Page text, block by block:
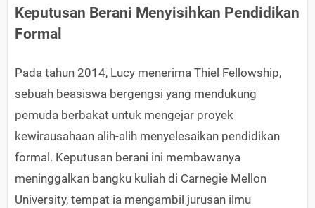
Keputusan Berani Menyisihkan Pendidikan
Formal
Pada tahun 2014, Lucy menerima Thiel Fellowship,
sebuah beasiswa bergengsi yang mendukung
pemuda berbakat untuk mengejar proyek
kewirausahaan alih-alih menyelesaikan pendidikan
formal. Keputusan berani ini membawanya
meninggalkan bangku kuliah di Carnegie Mellon
University, tempat ia mengambil jurusan ilmu